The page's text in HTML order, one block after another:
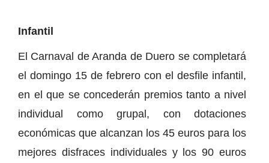
Infantil
El Carnaval de Aranda de Duero se completará
el domingo 15 de febrero con el desfile infantil,
en el que se concederán premios tanto a nivel
individual como grupal, con dotaciones
económicas que alcanzan los 45 euros para los
mejores disfraces individuales y los 90 euros